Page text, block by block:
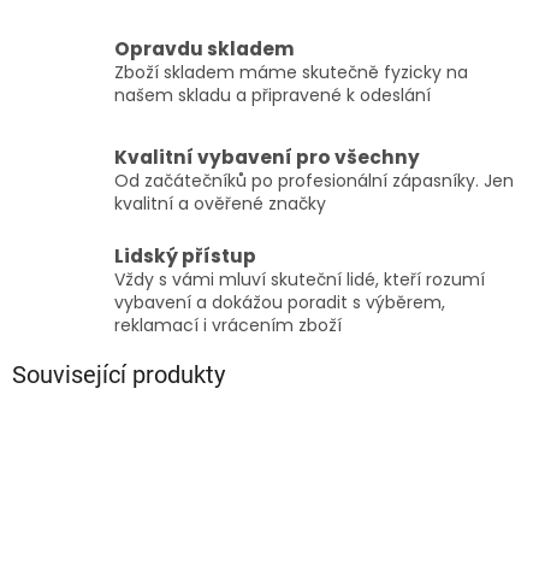
Opravdu skladem
Zboží skladem máme skutečně fyzicky na
našem skladu a připravené k odeslání
Kvalitní vybavení pro všechny
Od začátečníků po profesionální zápasníky. Jen
kvalitní a ověřené značky
Lidský přístup
Vždy s vámi mluví skuteční lidé, kteří rozumí
vybavení a dokážou poradit s výběrem,
reklamací i vrácením zboží
Související produkty